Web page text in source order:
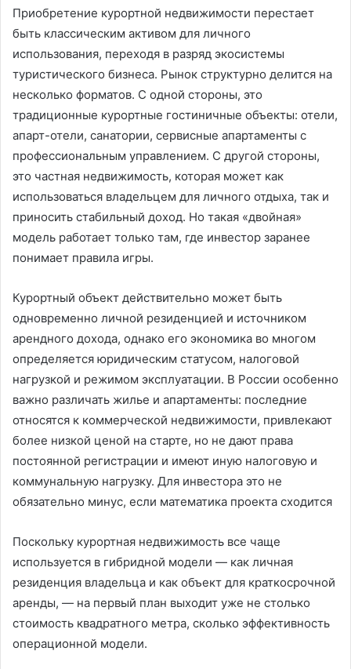
Приобретение курортной недвижимости перестает
быть классическим активом для личного
использования, переходя в разряд экосистемы
туристического бизнеса. Рынок структурно делится на
несколько форматов. С одной стороны, это
традиционные курортные гостиничные объекты: отели,
апарт-отели, санатории, сервисные апартаменты с
профессиональным управлением. С другой стороны,
это частная недвижимость, которая может как
использоваться владельцем для личного отдыха, так и
приносить стабильный доход. Но такая «двойная»
модель работает только там, где инвестор заранее
понимает правила игры.
Курортный объект действительно может быть
одновременно личной резиденцией и источником
арендного дохода, однако его экономика во многом
определяется юридическим статусом, налоговой
нагрузкой и режимом эксплуатации. В России особенно
важно различать жилье и апартаменты: последние
относятся к коммерческой недвижимости, привлекают
более низкой ценой на старте, но не дают права
постоянной регистрации и имеют иную налоговую и
коммунальную нагрузку. Для инвестора это не
обязательно минус, если математика проекта сходится
Поскольку курортная недвижимость все чаще
используется в гибридной модели — как личная
резиденция владельца и как объект для краткосрочной
аренды, — на первый план выходит уже не столько
стоимость квадратного метра, сколько эффективность
операционной модели.